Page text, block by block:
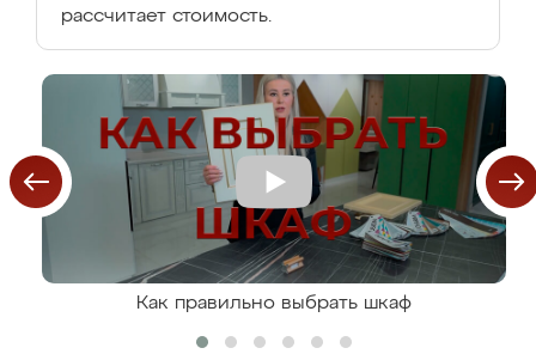
рассчитает стоимость.
Как правильно выбрать шкаф